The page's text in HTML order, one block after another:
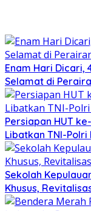
Enam Hari Dicari,
Selamat di
Persiapan HUT
Libatkan TNI-
Sekolah
Khusus,